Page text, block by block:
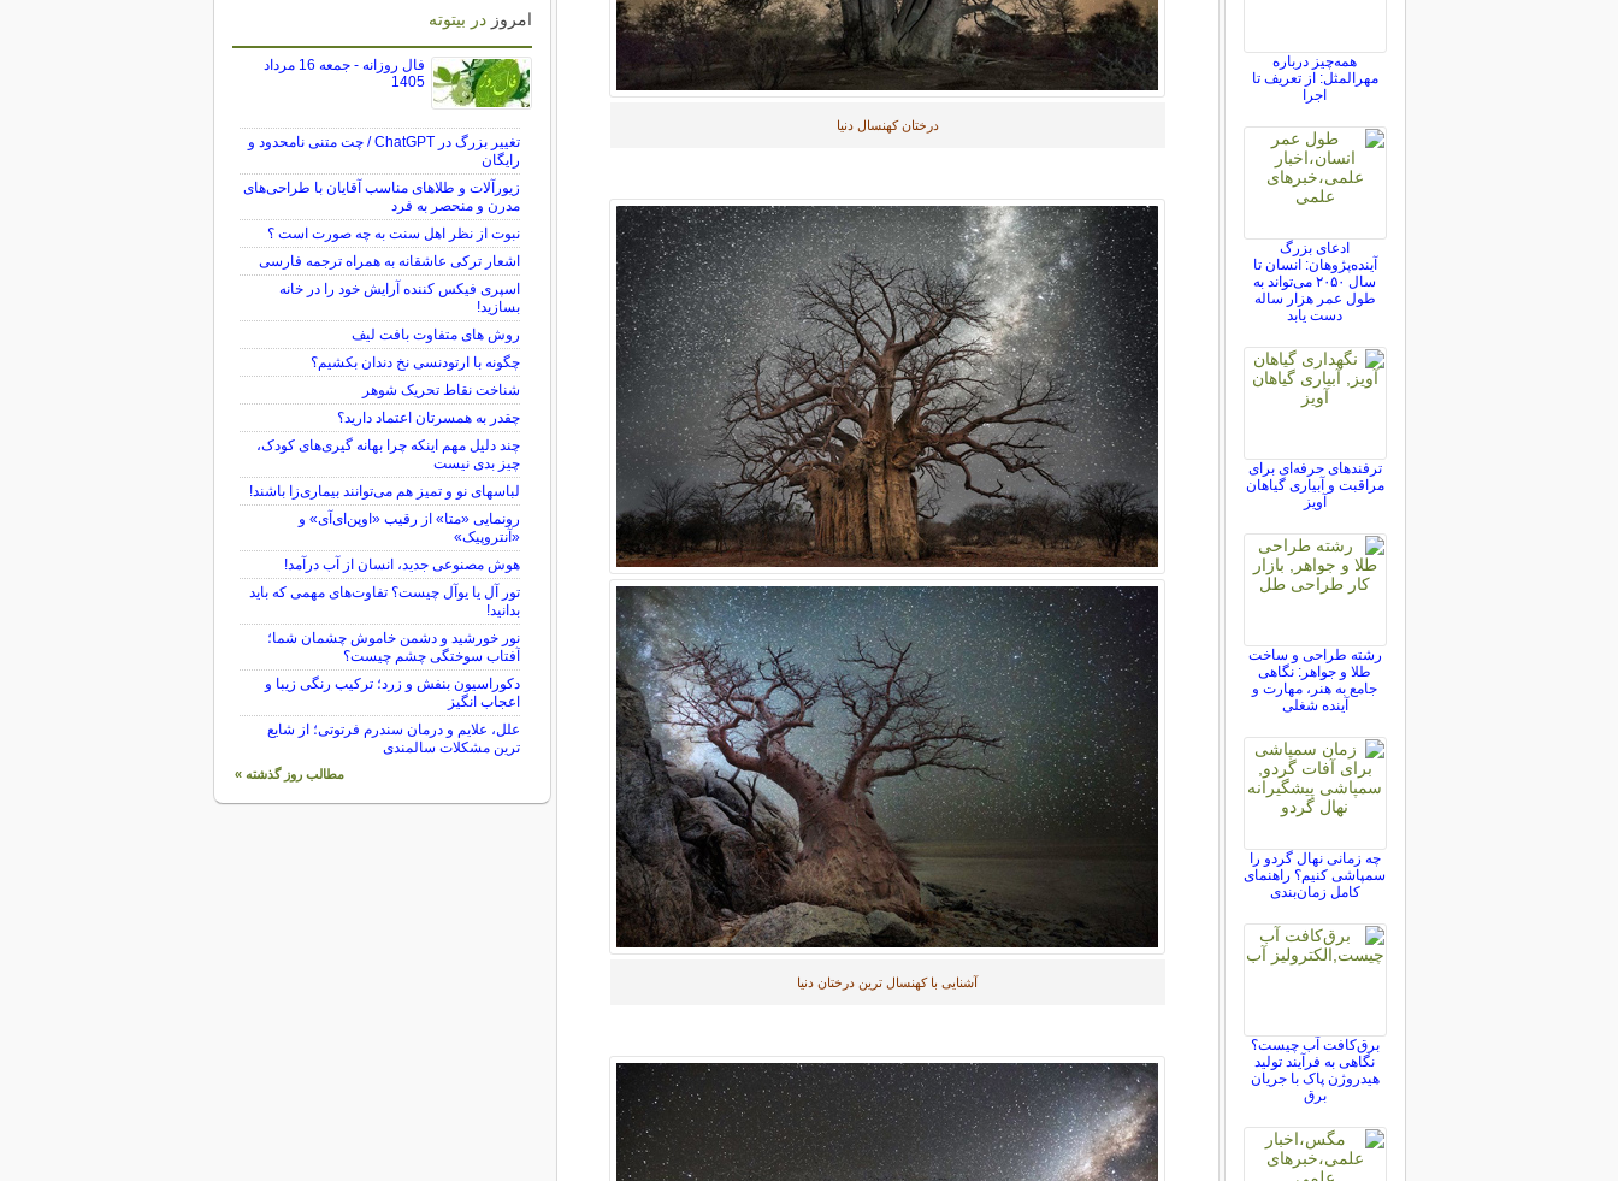
درختان کهنسال دنیا
آشنایی با کهنسال ترین درختان دنیا
همه‌چیز درباره
مهرالمثل: از تعریف تا
اجرا
ادعای بزرگ
آینده‌پژوهان: انسان تا
سال ۲۰۵۰ می‌تواند به
طول عمر هزار ساله
دست یابد
ترفندهای حرفه‌ای برای
مراقبت و آبیاری گیاهان
آویز
رشته طراحی و ساخت
طلا و جواهر: نگاهی
جامع به هنر، مهارت و
آینده شغلی
چه زمانی نهال گردو را
سمپاشی کنیم؟ راهنمای
کامل زمان‌بندی
برق‌کافت آب چیست؟
نگاهی به فرآیند تولید
هیدروژن پاک با جریان
برق
امروز در بیتوته
فال روزانه - جمعه 16 مرداد
1405
تغییر بزرگ در ChatGPT / چت متنی نامحدود و
رایگان
زیورآلات و طلاهای مناسب آقایان با طراحی‌های
مدرن و منحصر به فرد
نبوت از نظر اهل سنت به چه صورت است ؟
اشعار ترکی عاشقانه به همراه ترجمه فارسی
اسپری فیکس کننده آرایش خود را در خانه
بسازید!
روش های متفاوت بافت لیف
چگونه با ارتودنسی نخ دندان بکشیم؟
شناخت نقاط تحریک شوهر
چقدر به همسرتان اعتماد دارید؟
چند دلیل مهم اینکه چرا بهانه گیری‌های کودک،
چیز بدی نیست
لباس‎های نو و تمیز هم می‌توانند بیماری‌زا باشند!
رونمایی «متا» از رقیب «اوپن‌ای‌آی» و
«آنتروپیک»
هوش مصنوعی جدید، انسان از آب درآمد!
تور آل یا یوآل چیست؟ تفاوت‌های مهمی که باید
بدانید!
نور خورشید و دشمن خاموش چشمان شما؛
آفتاب سوختگی چشم چیست؟
دکوراسیون بنفش و زرد؛ ترکیب رنگی زیبا و
اعجاب انگیز
علل، علایم و درمان سندرم فرتوتی؛ از شایع
ترین مشکلات سالمندی
مطالب روز گذشته »